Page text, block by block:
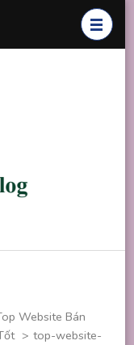
Website Bán
> top-website-